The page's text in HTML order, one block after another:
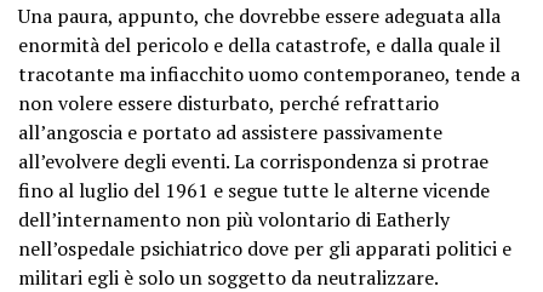
Una paura, appunto, che dovrebbe essere adeguata alla
enormità del pericolo e della catastrofe, e dalla quale il
tracotante ma infiacchito uomo contemporaneo, tende a
non volere essere disturbato, perché refrattario
all’angoscia e portato ad assistere passivamente
all’evolvere degli eventi. La corrispondenza si protrae
fino al luglio del 1961 e segue tutte le alterne vicende
dell’internamento non più volontario di Eatherly
nell’ospedale psichiatrico dove per gli apparati politici e
militari egli è solo un soggetto da neutralizzare.